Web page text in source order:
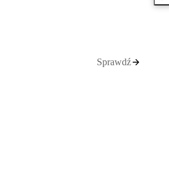
Sprawdź